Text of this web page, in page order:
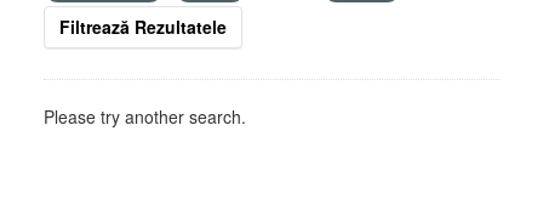
Filtrează Rezultatele
Please try another search.